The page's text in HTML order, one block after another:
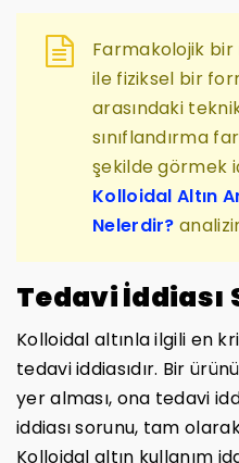
Farmakolojik bir
ile fiziksel bir
arasındaki
sınıflandırma
şekilde görmek
Kolloidal Altın
Nelerdir?
Tedavi İddiası
Kolloidal altınla ilgili en
tedavi iddiasıdır. Bir
yer alması, ona tedavi
iddiası sorunu, tam
Kolloidal altın kullanım